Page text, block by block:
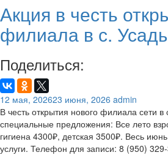
Акция в честь
филиала в с.
Поделиться:
12 мая, 202623 июня, 2026 admin
В честь открытия нового филиала сети
специальные предложения: Все лето
гигиена 4300₽, детская 3500₽. Весь
услуги. Телефон для записи: 8 (950)